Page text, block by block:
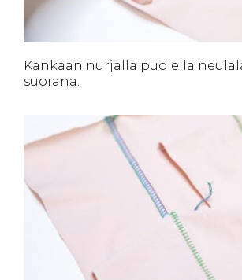
Kankaan nurjalla puolella
suorana.